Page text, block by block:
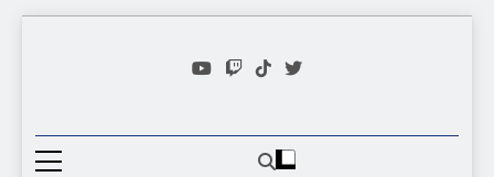
Random
Videojuego Favorito